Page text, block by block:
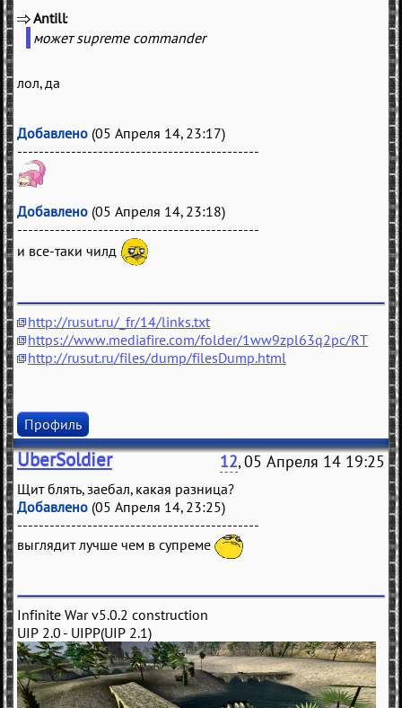
Antill
может supreme commander
лол, да
Добавлено (05 Апреля 14, 23:17)
---------------------------------------------
Добавлено (05 Апреля 14, 23:18)
---------------------------------------------
и все-таки чилд
http://rusut.ru/_fr/14/links.txt
https://www.mediafire.com/folder/1ww9zpl63q2pc/RT
http://rusut.ru/files/dump/filesDump.html
Профиль
UberSoldier 12, 05 Апреля 14 19:25
Щит блять, заебал, какая разница?
Добавлено (05 Апреля 14, 23:25)
---------------------------------------------
выглядит лучше чем в супреме
Infinite War v5.0.2 construction
UIP 2.0 - UIPP(UIP 2.1)